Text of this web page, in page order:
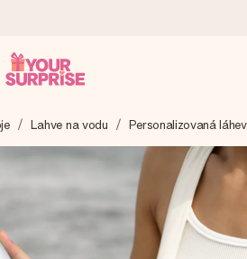
láskou a bleskově odešleme –
právě v tu správnou chvíli, kdy na
000 recenzí)
Lahve na vodu Personalizovaná